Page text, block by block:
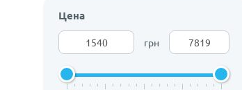
Цена
грн